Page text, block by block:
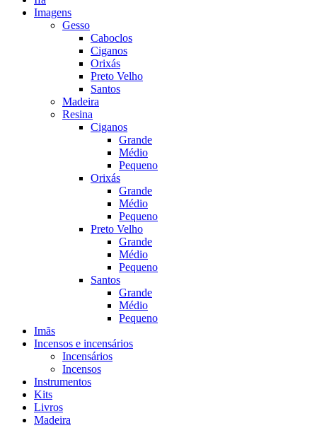
Imagens
Gesso
Caboclos
Ciganos
Orixás
Preto Velho
Santos
Madeira
Resina
Ciganos
Grande
Médio
Pequeno
Orixás
Grande
Médio
Pequeno
Preto Velho
Grande
Médio
Pequeno
Santos
Grande
Médio
Pequeno
Imãs
Incensos e incensários
Incensários
Incensos
Instrumentos
Kits
Livros
Madeira